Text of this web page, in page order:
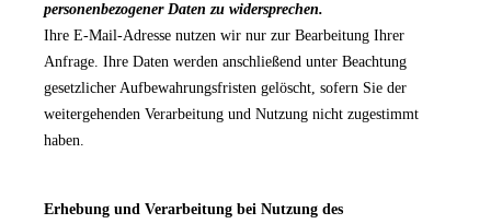
personenbezogener Daten zu widersprechen.
Ihre E-Mail-Adresse nutzen wir nur zur Bearbeitung Ihrer
Anfrage. Ihre Daten werden anschließend unter Beachtung
gesetzlicher Aufbewahrungsfristen gelöscht, sofern Sie der
weitergehenden Verarbeitung und Nutzung nicht zugestimmt
haben.
Erhebung und Verarbeitung bei Nutzung des